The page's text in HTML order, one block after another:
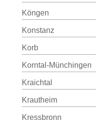
Köngen
Konstanz
Korb
Korntal-Münchingen
Kraichtal
Krautheim
Kressbronn